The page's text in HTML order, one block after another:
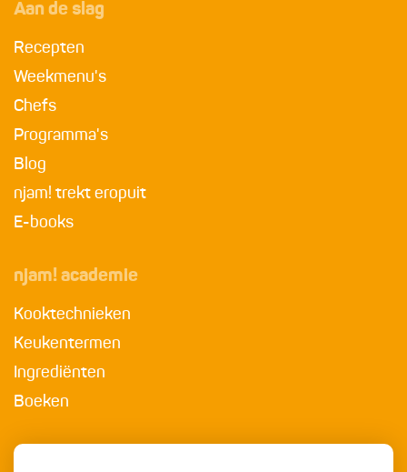
Aan de slag
Recepten
Weekmenu's
Chefs
Programma's
Blog
njam! trekt eropuit
E-books
njam! academie
Kooktechnieken
Keukentermen
Ingrediënten
Boeken